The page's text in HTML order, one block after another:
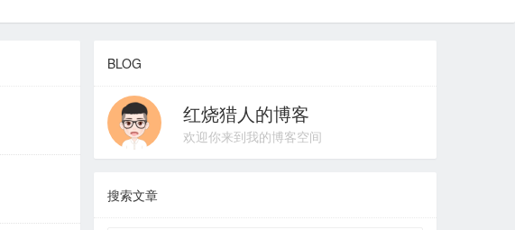
BLOG
红烧猎人的博客
欢迎你来到我的博客空间
搜索文章